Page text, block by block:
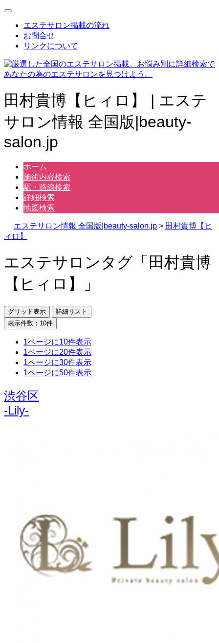
エステサロン掲載の流れ
お問合せ
リンクについて
田村貴博【ヒィロ】 | エステ
サロン情報 全国版|beauty-
salon.jp
ホーム
施術内容検索
駅・路線検索
詳細検索
地図検索
エステサロン情報 全国版|beauty-salon.jp > 田村貴博【ヒ
ィロ】
エステサロンタグ 「田村貴博
【ヒィロ】」
グリッド表示
詳細リスト
表示件数：10件
1ページに10件表示
1ページに20件表示
1ページに30件表示
1ページに50件表示
渋谷区
-Lily-